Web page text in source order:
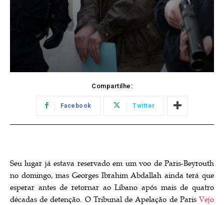
Compartilhe:
Facebook Twitter
Seu lugar já estava reservado em um voo de Paris-Beyrouth
no domingo, mas Georges Ibrahim Abdallah ainda terá que
esperar antes de retornar ao Líbano após mais de quatro
décadas de detenção. O Tribunal de Apelação de Paris Vejo